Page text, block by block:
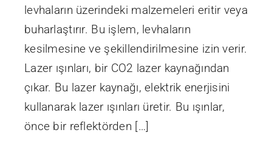
levhaların üzerindeki malzemeleri eritir veya
buharlaştırır. Bu işlem, levhaların
kesilmesine ve şekillendirilmesine izin verir.
Lazer ışınları, bir CO2 lazer kaynağından
çıkar. Bu lazer kaynağı, elektrik enerjisini
kullanarak lazer ışınları üretir. Bu ışınlar,
önce bir reflektörden […]